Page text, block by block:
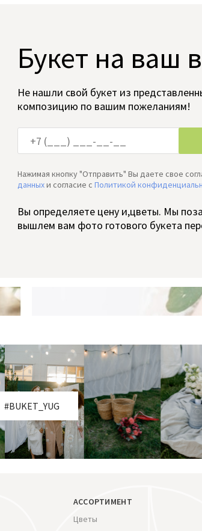
Букет на ваш
Не нашли свой букет из
композицию по вашим пожеланиям!
Нажимая кнопку "Отправить" Вы даете свое
данныхи согласие cПолитикой
Вы определяете цену и,цветы. Мы
вышлем вам фото готового букета
#BUKET_YUG
АССОРТИМЕНТ
Цветы